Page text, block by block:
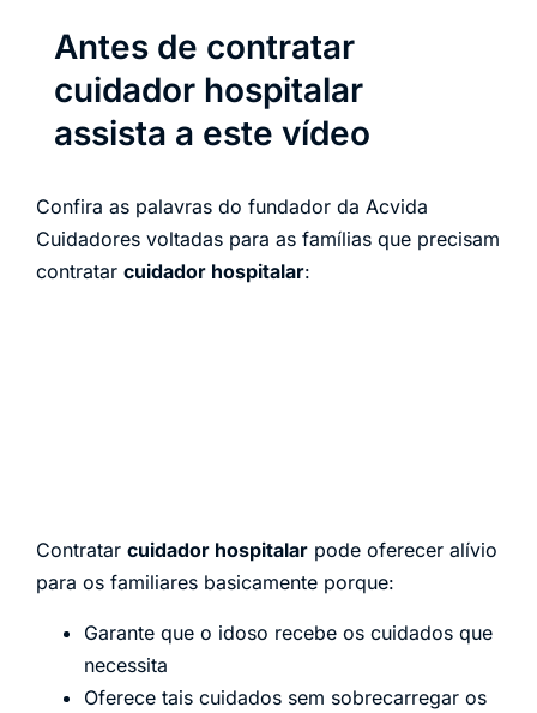
Antes de contratar
cuidador hospitalar
assista a este vídeo
Confira as palavras do fundador da Acvida
Cuidadores voltadas para as famílias que precisam
contratar cuidador hospitalar:
Contratar cuidador hospitalar pode oferecer alívio
para os familiares basicamente porque:
Garante que o idoso recebe os cuidados que
necessita
Oferece tais cuidados sem sobrecarregar os